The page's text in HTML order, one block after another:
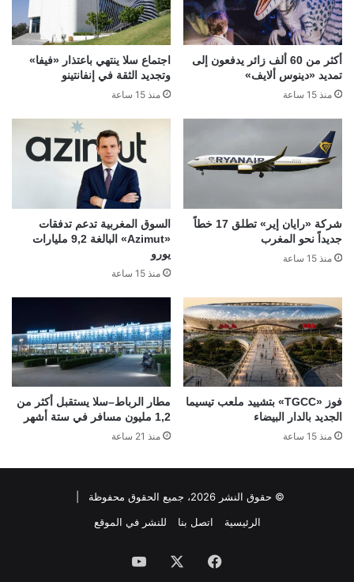
أكثر من 60 ألف زائر يدفعون إلى
تمديد «دينوس ألايف»
منذ 15 ساعة
اجتماع سلا ينتهي باعتذار «فيفا»
وتجديد الثقة في إنفانتينو
منذ 15 ساعة
شركة «رايان إير» تطلق 17 خطاً
جديداً نحو المغرب
منذ 15 ساعة
السوق المغربية تدعم تدفقات
«Azimut» البالغة 9,2 مليارات
يورو
منذ 15 ساعة
فوز «TGCC» بتشييد ملعب تيسيما
الجديد بالدار البيضاء
منذ 15 ساعة
مطار الرباط–سلا يستقبل أكثر من
1,2 مليون مسافر في ستة أشهر
منذ 21 ساعة
© حقوق النشر 2026، جميع الحقوق محفوظة |
الرئيسية
اتصل بنا للنشر في الموقع
فيسبوك